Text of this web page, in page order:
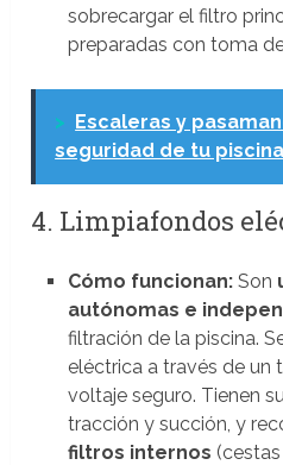
sobrecargar el filtro
preparadas con toma
> Escaleras y
seguridad de tu piscina
4. Limpiafondos
Cómo funcionan:Son
autónomas e
filtración de la piscina.
eléctrica a través de un
voltaje seguro. Tienen
tracción y succión, y
filtros internos